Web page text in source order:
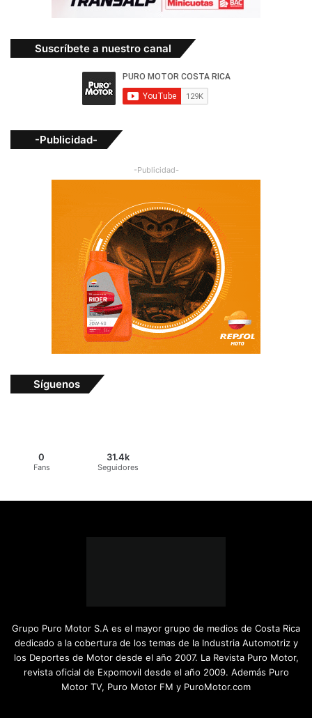
Suscríbete a nuestro canal
-Publicidad-
-Publicidad-
Síguenos
0
Fans
31.4k
Seguidores
Grupo Puro Motor S.A es el mayor grupo de medios de Costa Rica
dedicado a la cobertura de los temas de la Industria Automotriz y
los Deportes de Motor desde el año 2007. La Revista Puro Motor,
revista oficial de Expomovil desde el año 2009. Además Puro
Motor TV, Puro Motor FM y PuroMotor.com